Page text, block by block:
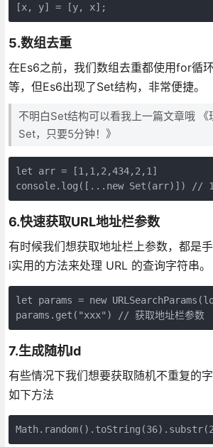
[x, y] = [y, x];
5.数组去重
在Es6之前，我们数组去重都使用for循
等，但Es6出现了Set结构，非常便捷。
不明白Set结构可以看我上一篇文章哦 《
Set，只要5分钟！》
let arr = [1,1,2,434,2,1]
console.log([...new Set(arr)]) //
6.快速获取URL地址栏参数
有时候我们想获取地址栏上参数，都是
i实用的方法来处理 URL 的查询字符串。
let params = new
params.get("xxx") // 获取地址栏参数
7.生成随机Id
有些情况下我们想要获取随机不重复的
如下方法